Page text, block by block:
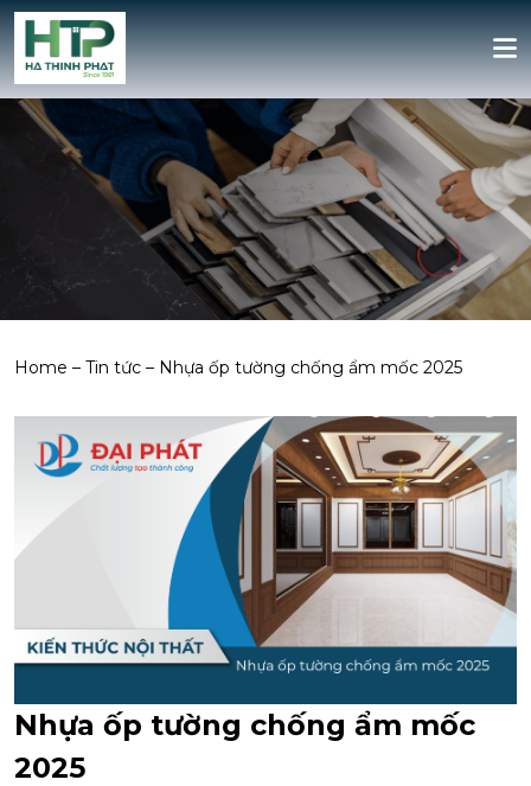
Home – Tin tức – Nhựa ốp tường chống ẩm mốc 2025
Nhựa ốp tường chống ẩm mốc
2025